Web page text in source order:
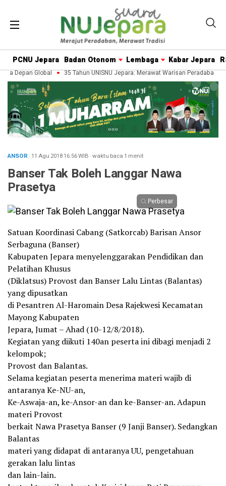
PCNU Jepara Badan Otonom Lembaga Kabar Jepara
Depan Global 35 Tahun UNISNU Jepara: Merawat Warisan Peradaban,
ANSOR · 11 Agu 201816:56WIB ·waktu baca 1 menit
Banser Tak Boleh Langgar Nawa
Prasetya
Perbesar
Satuan Koordinasi Cabang (Satkorcab) Barisan Ansor
Serbaguna (Banser)
Kabupaten Jepara menyelenggarakan Pendidikan dan
Pelatihan Khusus
(Diklatsus) Provost dan Banser Lalu Lintas (Balantas)
yang dipusatkan
di Pesantren Al-Haromain Desa Rajekwesi Kecamatan
Mayong Kabupaten
Jepara, Jumat – Ahad (10-12/8/2018).
Kegiatan yang diikuti 140an peserta ini dibagi menjadi 2
kelompok;
Provost dan Balantas.
Selama kegiatan peserta menerima materi wajib di
antaranya Ke-NU-an,
Ke-Aswaja-an, ke-Ansor-an dan ke-Banser-an. Adapun
materi Provost
berkait Nawa Prasetya Banser (9 Janji Banser). Sedangkan
Balantas
materi yang didapat di antaranya UU, pengetahuan
gerakan lalu lintas
dan lain-lain.